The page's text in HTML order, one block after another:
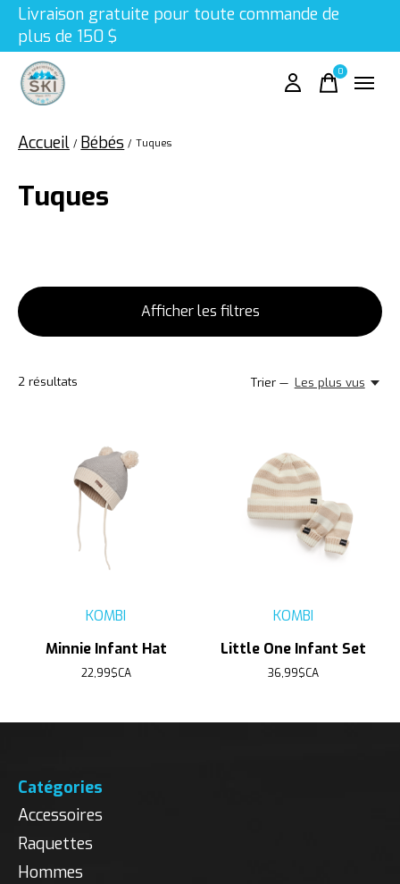
Livraison gratuite pour toute commande de
plus de 150 $
0items
Accueil / Bébés / Tuques
Tuques
Afficher les filtres
2 résultats Trier — Les plus vus
KOMBI
Minnie Infant Hat
22,99$CA
KOMBI
Little One Infant Set
36,99$CA
Catégories
Accessoires
Raquettes
Hommes